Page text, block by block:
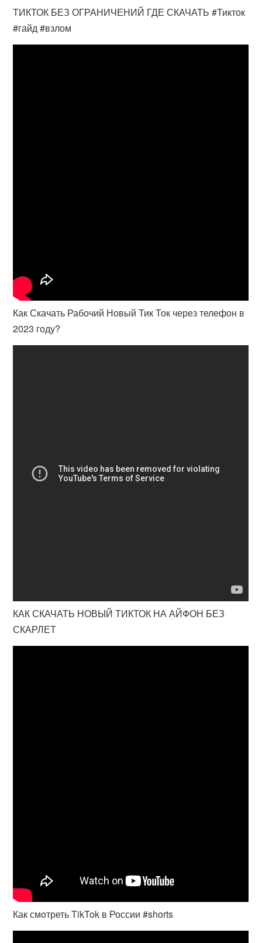
ТИКТОК БЕЗ ОГРАНИЧЕНИЙ ГДЕ СКАЧАТЬ #Тикток
#гайд #взлом
Как Скачать Рабочий Новый Тик Ток через телефон в
2023 году?
КАК СКАЧАТЬ НОВЫЙ ТИКТОК НА АЙФОН БЕЗ
СКАРЛЕТ
Как смотреть TikTok в России #shorts